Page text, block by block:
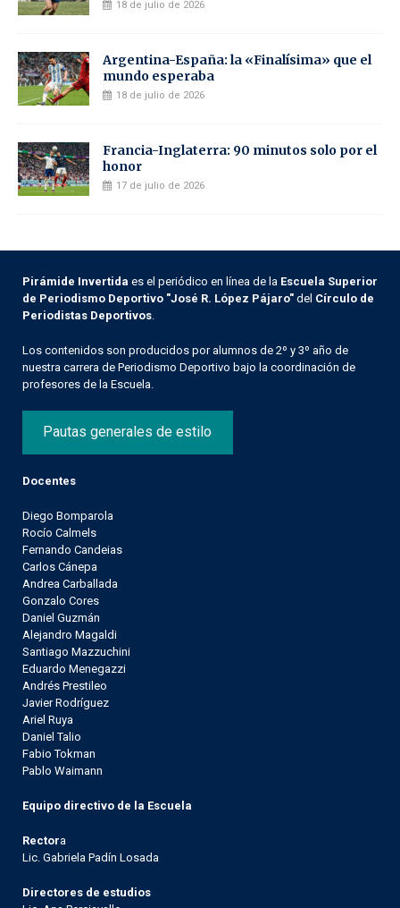
18 de julio de 2026
Argentina-España: la «Finalísima» que el
mundo esperaba
18 de julio de 2026
Francia-Inglaterra: 90 minutos solo por el
honor
17 de julio de 2026
Pirámide Invertida es el periódico en línea de la Escuela Superior
de Periodismo Deportivo "José R. López Pájaro" del Círculo de
Periodistas Deportivos
Los contenidos son producidos por alumnos de 2º y 3º año de
nuestra carrera de Periodismo Deportivo bajo la coordinación de
profesores de la Escuela.
Pautas generales de estilo
Docentes
Diego Bomparola
Rocío Calmels
Fernando Candeias
Carlos Cánepa
Andrea Carballada
Gonzalo Cores
Daniel Guzmán
Alejandro Magaldi
Santiago Mazzuchini
Eduardo Menegazzi
Andrés Prestileo
Javier Rodríguez
Ariel Ruya
Daniel Talio
Fabio Tokman
Pablo Waimann
Equipo directivo de la Escuela
Rectora
Lic. Gabriela Padín Losada
Directores de estudios